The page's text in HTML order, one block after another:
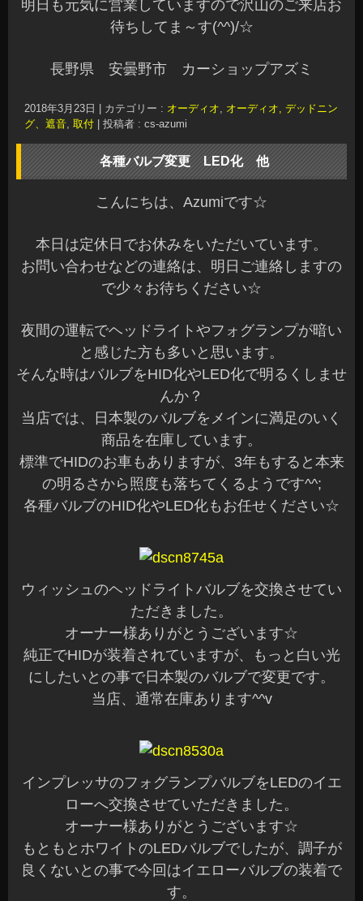
明日も元気に営業していますので沢山のご来店お
待ちしてま～す(^^)/☆
長野県 安曇野市 カーショップアズミ
2018年3月23日 カテゴリー : オーディオ, オーディオ, デッドニン
グ、遮音, 取付 投稿者 : cs-azumi
各種バルブ変更 LED化 他
こんにちは、Azumiです☆
本日は定休日でお休みをいただいています。
お問い合わせなどの連絡は、明日ご連絡しますの
で少々お待ちください☆
夜間の運転でヘッドライトやフォグランプが暗い
と感じた方も多いと思います。
そんな時はバルブをHID化やLED化で明るくしませ
んか？
当店では、日本製のバルブをメインに満足のいく
商品を在庫しています。
標準でHIDのお車もありますが、3年もすると本来
の明るさから照度も落ちてくるようです^^;
各種バルブのHID化やLED化もお任せください☆
ウィッシュのヘッドライトバルブを交換させてい
ただきました。
オーナー様ありがとうございます☆
純正でHIDが装着されていますが、もっと白い光
にしたいとの事で日本製のバルブで変更です。
当店、通常在庫あります^^v
インプレッサのフォグランプバルブをLEDのイエ
ローへ交換させていただきました。
オーナー様ありがとうございます☆
もともとホワイトのLEDバルブでしたが、調子が
良くないとの事で今回はイエローバルブの装着で
す。